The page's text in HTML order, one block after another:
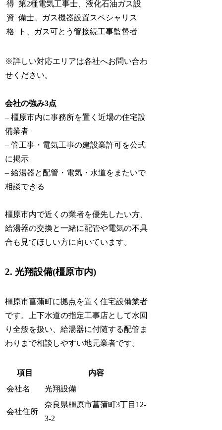
得
資
格
第2種電気工事士、液化石油ガス設
備士、ガス機器設置スペシャリス
ト、ガス可とう管接続工事監督者
※詳しい対応エリアは各社へお問い合わ
せください。
会社の強み3点
– 橿原市内に事務所を置く近場の住宅設
備業者
– 管工事・電気工事の建設業許可を公式
に掲示
– 給湯器と配管・電気・水道をまたいで
相談できる
橿原市内で近くの業者を優先したい方、
給湯器の交換と一緒に配管や電気の不具
合も見てほしい方に向いています。
2. 光翔設備(橿原市内)
橿原市菖蒲町に拠点を置く住宅設備業者
です。上下水道の指定工事店として水回
り全般を扱い、給湯器に付随する配管ま
わりまで相談しやすい地元業者です。
項目
内容
会社名
光翔設備
会社住所
奈良県橿原市菖蒲町3丁目12-
3-2